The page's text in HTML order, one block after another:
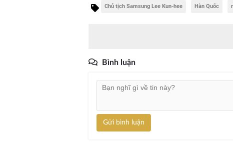
Chủ tịch Samsung Lee Kun-hee Hàn Quốc
Bình luận
Gửi bình luận